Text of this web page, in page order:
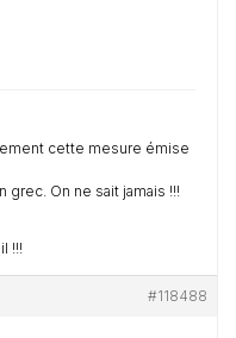
cette mesure émise
On ne sait jamais !!!
!!!
#118488